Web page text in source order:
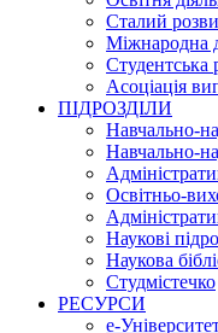
Сталий
Міжнародна
Студентська
Асоціація
ПІДРОЗДІЛИ
Навчально-
Навчально-
Освітньо-
Наукові
Наукова
Студмістечко
РЕСУРСИ
е-